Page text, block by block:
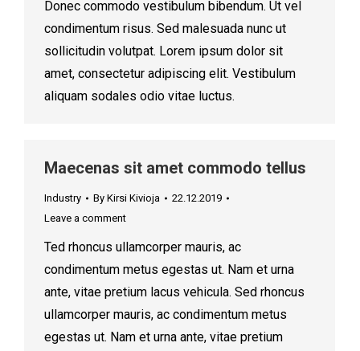
Donec commodo vestibulum bibendum. Ut vel
condimentum risus. Sed malesuada nunc ut
sollicitudin volutpat. Lorem ipsum dolor sit
amet, consectetur adipiscing elit. Vestibulum
aliquam sodales odio vitae luctus.
Maecenas sit amet commodo tellus
Industry By Kirsi Kivioja
22.12.2019
Leave a comment
Ted rhoncus ullamcorper mauris, ac
condimentum metus egestas ut. Nam et urna
ante, vitae pretium lacus vehicula. Sed rhoncus
ullamcorper mauris, ac condimentum metus
egestas ut. Nam et urna ante, vitae pretium